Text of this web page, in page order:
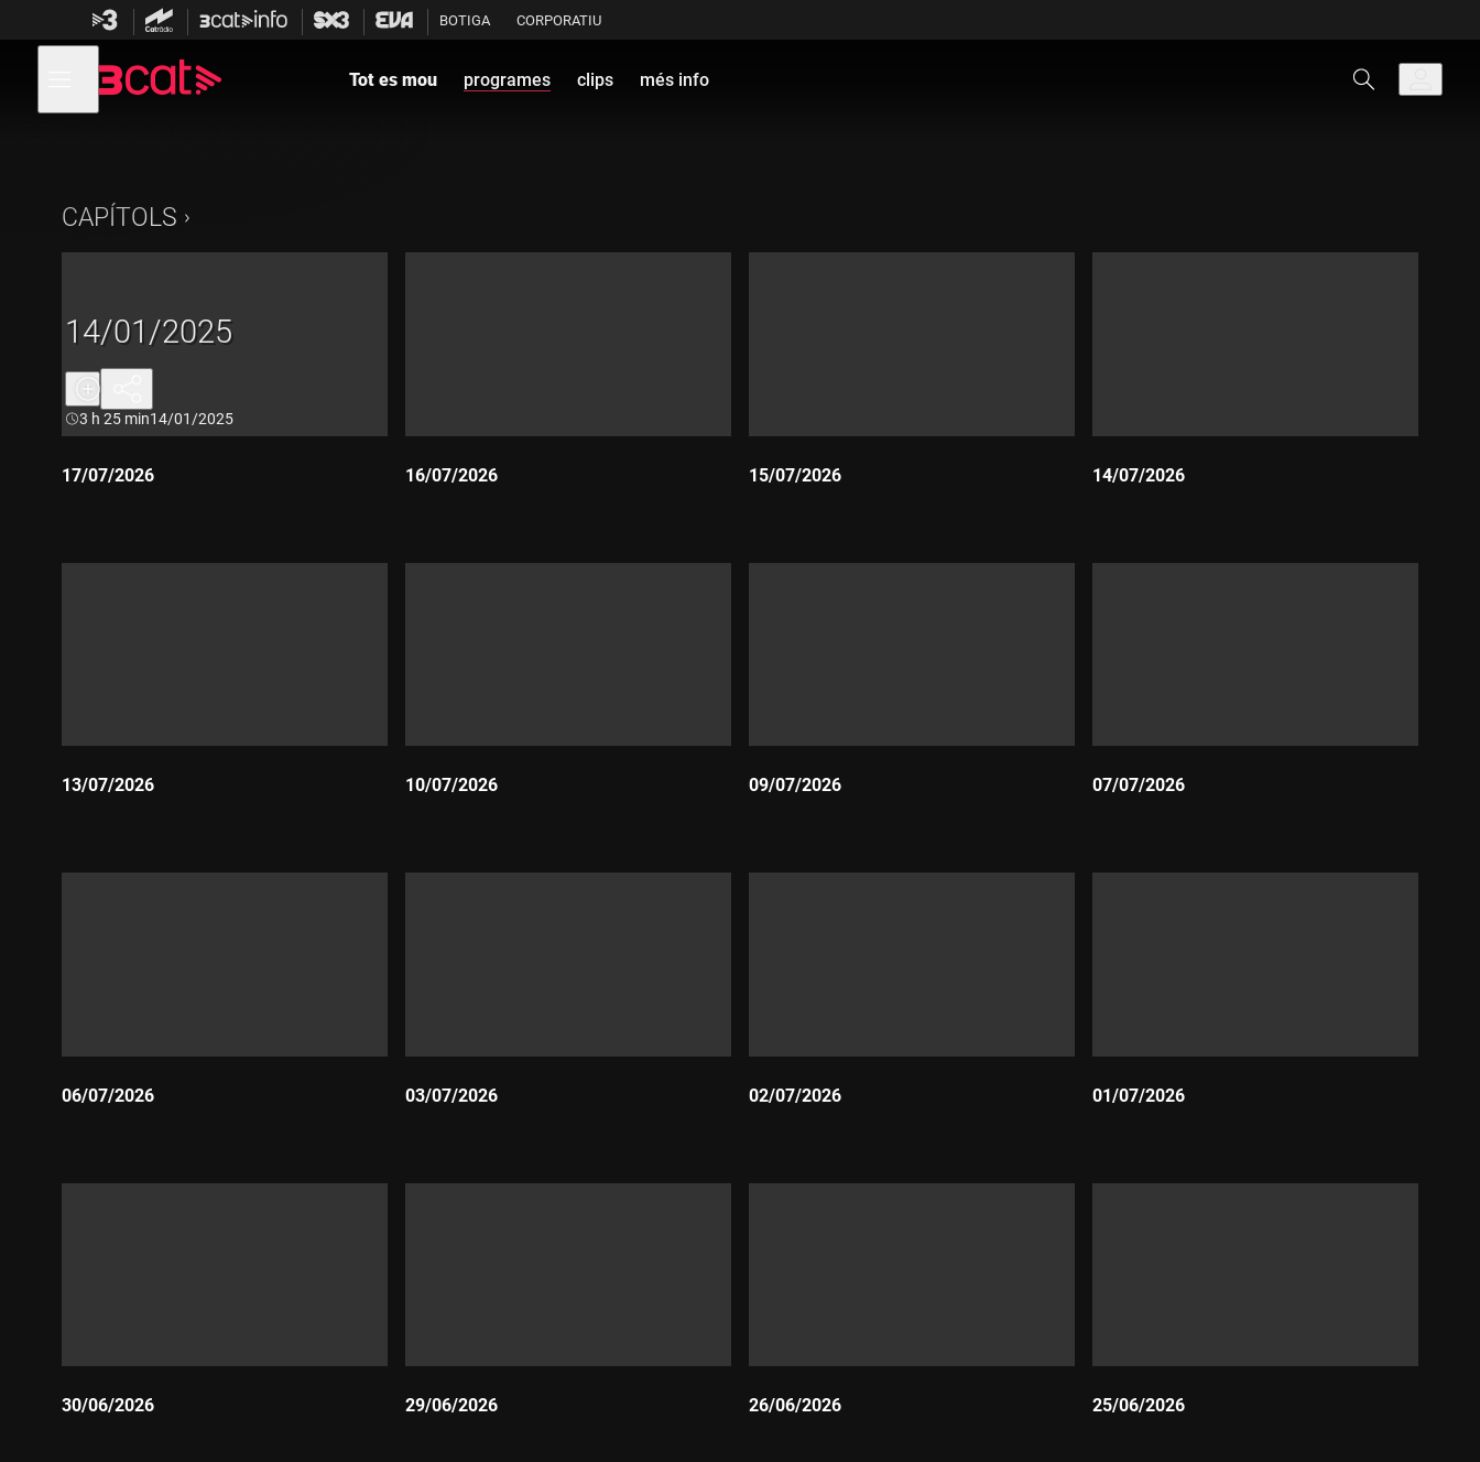
contingut
BOTIGA CORPORATIU
menú
de
Tot es mou programes clips més info
14/01/2025
Durada:
3 h 25 min14/01/2025
CAPÍTOLS
17/07/2026 16/07/2026 15/07/2026 14/07/2026
13/07/2026 10/07/2026 09/07/2026 07/07/2026
06/07/2026 03/07/2026 02/07/2026 01/07/2026
30/06/2026 29/06/2026 26/06/2026 25/06/2026